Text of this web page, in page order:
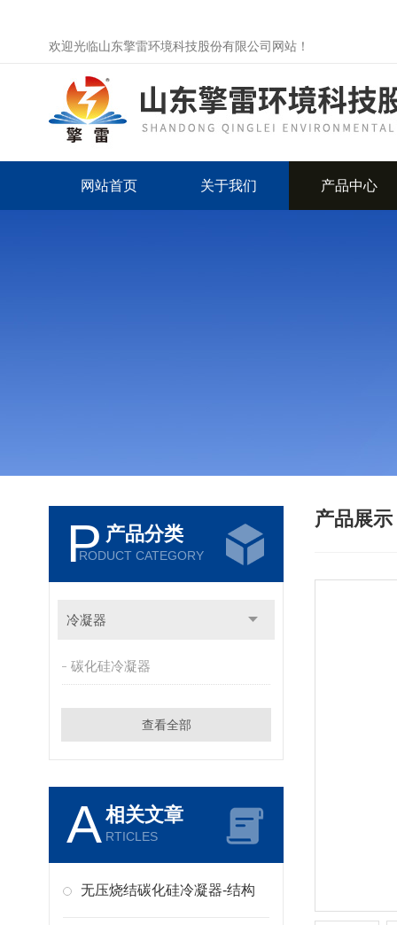
欢迎光临山东擎雷环境科技股份有限公司网站！
网站首页 关于我们 产品中心
P 产品分类
RODUCT CATEGORY
冷凝器
碳化硅冷凝器
查看全部
A相关文章
RTICLES
无压烧结碳化硅冷凝器-结构
产品展示